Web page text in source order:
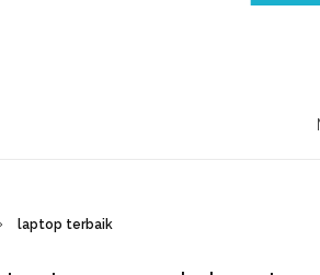
laptop terbaik